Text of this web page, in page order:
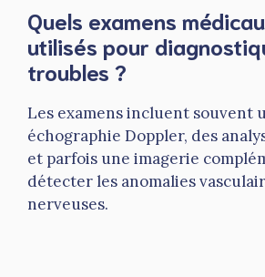
Quels examens
utilisés pour
troubles ?
Les examens incluent souvent
échographie Doppler, des
et parfois une imagerie
détecter les anomalies
nerveuses.